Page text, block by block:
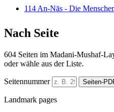
114 An-Nās - Die
Nach Seite
604 Seiten im Madani-Mushaf-
oder wähle aus der Liste.
Seitennummer Seiten-
Landmark pages